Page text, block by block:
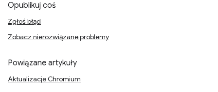
Opublikuj coś
Zgłoś błąd
Zobacz nierozwiązane problemy
Powiązane artykuły
Aktualizacje Chromium